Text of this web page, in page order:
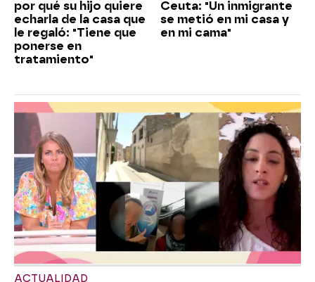
por qué su hijo quiere
echarla de la casa que
le regaló: "Tiene que
ponerse en
tratamiento"
Ceuta: "Un inmigrante
se metió en mi casa y
en mi cama"
ACTUALIDAD